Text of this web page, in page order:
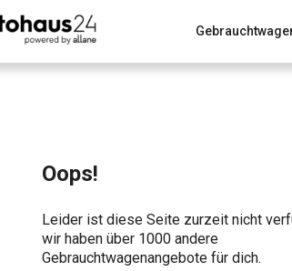
Oops!
Leider ist diese Seite zurzeit nicht
wir haben über 1000 andere
Gebrauchtwagenangebote für dich.